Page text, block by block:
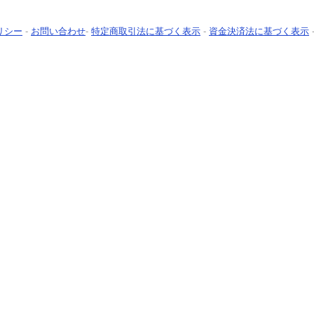
シー - お問い合わせ- 特定商取引法に基づく表示 - 資金決済法に基づく表示 -